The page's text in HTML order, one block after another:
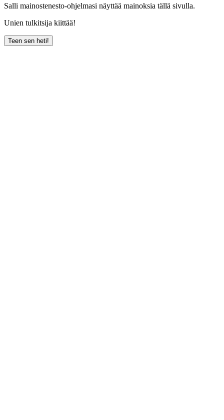
Salli mainostenesto-ohjelmasi näyttää mainoksia tällä sivulla.
Unien tulkitsija kiittää!
Teen sen heti!